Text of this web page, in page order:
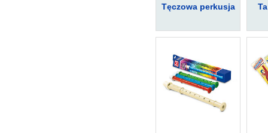
Tęczowa perkusja